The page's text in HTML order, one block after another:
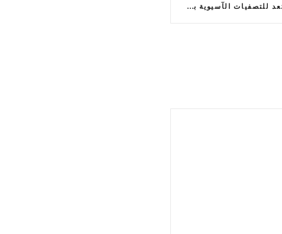
المنتخب الناشئ يستعد للتصفيات الآسيوية بمغادرته إلى أوزبكستان